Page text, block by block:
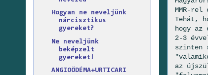
MMR-
Tehát,
hogy az
2-3
szinten
az
Hogyan ne neveljünk
nárcisztikus
gyereket?
Ne neveljünk
beképzelt
gyereket!
ANGIOÖDÉMA+URTICARI